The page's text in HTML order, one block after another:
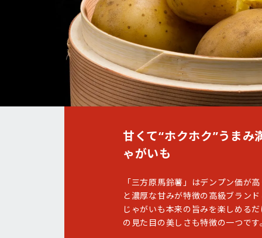
甘くて“ホクホク”うまみ
ゃがいも
「三方原馬鈴薯」はデンプン価が
と濃厚な甘みが特徴の高級ブラン
じゃがいも本来の旨みを楽しめる
の見た目の美しさも特徴の一つです